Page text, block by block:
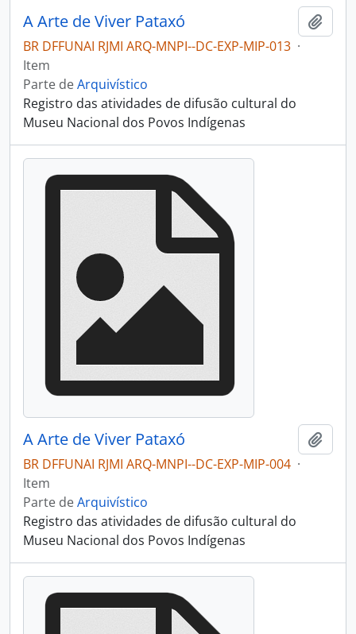
A Arte de Viver Pataxó
BR DFFUNAI RJMI ARQ-MNPI--DC-EXP-MIP-013 ·
Item
Parte deArquivístico
Registro das atividades de difusão cultural do
Museu Nacional dos Povos Indígenas
A Arte de Viver Pataxó
BR DFFUNAI RJMI ARQ-MNPI--DC-EXP-MIP-004 ·
Item
Parte deArquivístico
Registro das atividades de difusão cultural do
Museu Nacional dos Povos Indígenas